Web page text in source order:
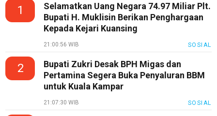
1
Selamatkan Uang Negara 74.97 Miliar Plt.
Bupati H. Muklisin Berikan Penghargaan
Kepada Kejari Kuansing
21:00:56 WIB SOSIAL
2
Bupati Zukri Desak BPH Migas dan
Pertamina Segera Buka Penyaluran BBM
untuk Kuala Kampar
21:07:30 WIB SOSIAL